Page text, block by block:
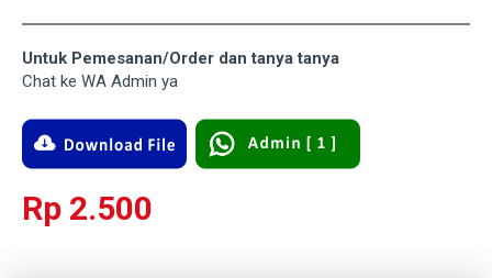
Untuk Pemesanan/Order dan tanya tanya
Chat ke WA Admin ya
Rp 2.500